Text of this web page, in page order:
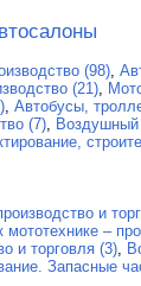
(98),
(21),
, Автобусы,
(7), Воздушный
и
мототехнике –
и торговля (3),
Запасные